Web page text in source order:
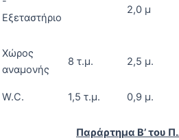
Εξεταστήριο
2,0 μ
Χώρος
αναμονής
8 τ.μ. 2,5 μ.
W.C.
1,5 τ.μ. 0,9 μ.
Παράρτημα Β’ του